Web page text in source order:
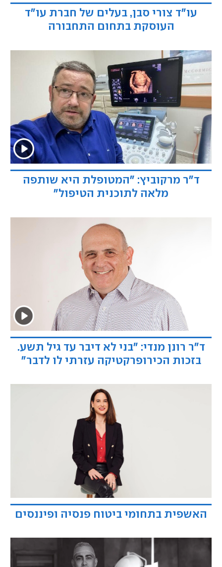
עו"ד צורי סבן, בעלים של חברת עו"ד
העוסקת בתחום התחבורה
ד"ר מרקוביץ: "המטופלת היא שותפה
מלאה לתוכנית הטיפול"
ד"ר רונן מנדי: "בני לא דיבר עד גיל תשע.
בזכות הכירופרקטיקה עזרתי לו לדבר"
האשפית בתחומי ביטוח פנסיה ופיננסים